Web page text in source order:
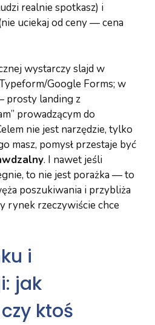
realnie spotkasz) i
uciekaj od ceny — cena
wystarczy slajd w
Google Forms; w
prosty landing z
prowadzącym do
nie jest narzędzie, tylko
masz, pomysł przestaje być
. I nawet jeśli
to nie jest porażka — to
poszukiwania i przybliża
rynek rzeczywiście chce
i
jak
ktoś